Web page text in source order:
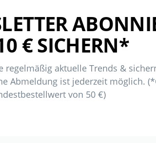
€ SICHERN*
regelmäßig aktuelle Trends &
Abmeldung ist jederzeit möglich.
von 50 €)